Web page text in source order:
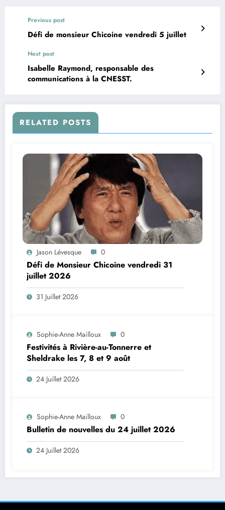
Previous post
Défi de monsieur Chicoine vendredi 5 juillet
Next post
Isabelle Raymond, responsable des
communications à la CNESST.
RELATED POSTS
Jason Lévesque 0
Défi de Monsieur Chicoine vendredi 31
juillet 2026
31 Juillet 2026
Sophie-Anne Mailloux 0
Festivités à Rivière-au-Tonnerre et
Sheldrake les 7, 8 et 9 août
24 Juillet 2026
Sophie-Anne Mailloux 0
Bulletin de nouvelles du 24 juillet 2026
24 Juillet 2026